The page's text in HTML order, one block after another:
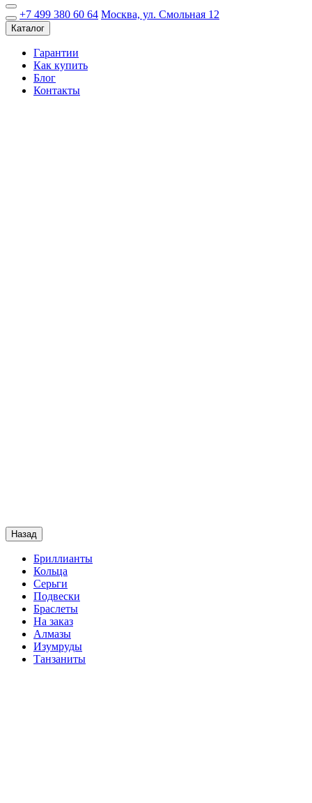
+7 499 380 60 64 Москва, ул. Смольная 12
Каталог
Гарантии
Как купить
Блог
Контакты
Назад
Бриллианты
Кольца
Серьги
Подвески
Браслеты
На заказ
Алмазы
Изумруды
Танзаниты